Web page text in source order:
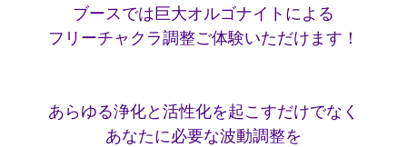
ブースでは巨大オルゴナイトによる
フリーチャクラ調整ご体験いただけます！
あらゆる浄化と活性化を起こすだけでなく
あなたに必要な波動調整を